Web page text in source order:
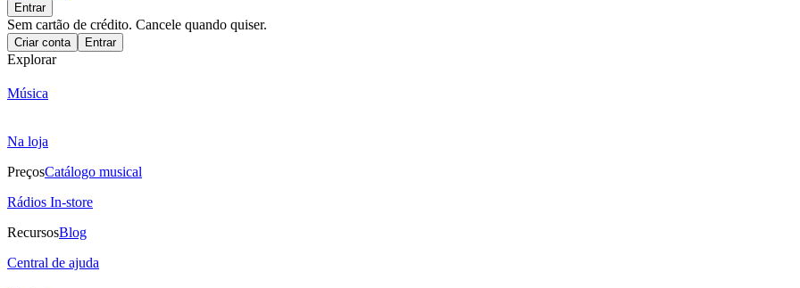
Entrar
Sem cartão de crédito. Cancele quando quiser.
Criar conta Entrar
Explorar
Música
Na loja
PreçosCatálogo musical
Rádios In-store
RecursosBlog
Central de ajuda